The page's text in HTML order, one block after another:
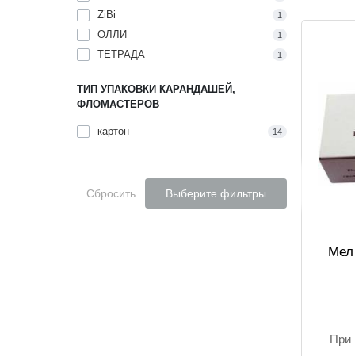
ZiBi 1
ОЛЛИ 1
ТЕТРАДА 1
ТИП УПАКОВКИ КАРАНДАШЕЙ,
ФЛОМАСТЕРОВ
картон 14
Сбросить Выберите фильтры
Мел
При